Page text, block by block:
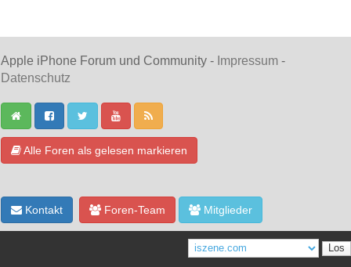
Apple iPhone Forum und Community - Impressum -
Datenschutz
Alle Foren als gelesen markieren
Kontakt Foren-Team Mitglieder